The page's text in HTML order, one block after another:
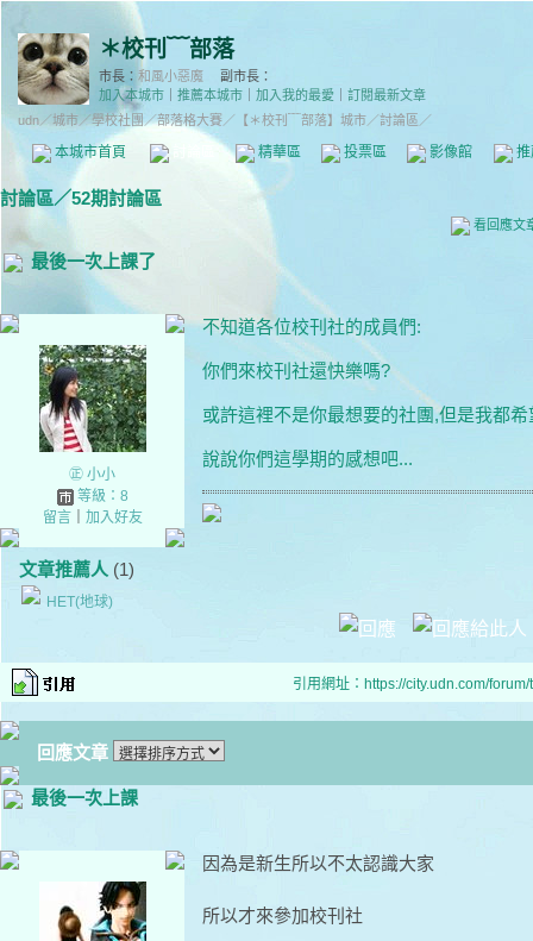
＊校刊﹋部落
市長： 和風小惡魔
副市長：
加入本城市
推薦本城市 加入我的最愛
訂閱最新文章
udn／城市／學校社團／部落格大賽／ 【＊校刊﹋部落】城市／討論區／
本城市首頁 精華區 投票區 影像館
討論區／52期討論區
看回應文
最後一次上課了
㊣ 小小
等級：8
留言｜ 加入好友
文章推薦人 (1)
HET(地球)
不知道各位校刊社的成員們:
你們來校刊社還快樂嗎?
或許這裡不是你最想要的社團,但是我都
說說你們這學期的感想吧...
引用網址：https://city.udn.com/
回應文章
最後一次上課
因為是新生所以不太認識大家
所以才來參加校刊社